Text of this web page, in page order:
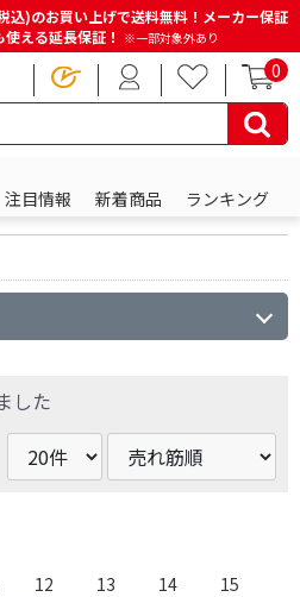
込)のお買い上げで送料無料！メーカー保証
える延長保証！ ※一部対象外あり
0
注目情報 新着商品 ランキング
防犯・防災・金庫
の商品一覧
した
12 13 14
15